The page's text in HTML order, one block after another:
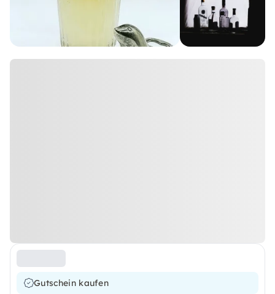
Gutschein kaufen